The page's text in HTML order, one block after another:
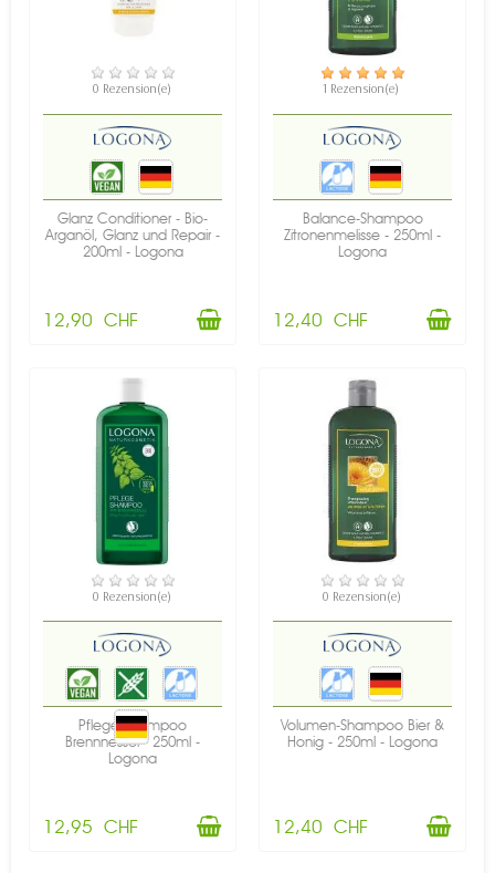
VERFÜGBAR
0 Rezension(e)
Glanz Conditioner - Bio-
Arganöl, Glanz und Repair -
200ml - Logona
12,90 CHF
VERFÜGBAR
1 Rezension(e)
Balance-Shampoo
Zitronenmelisse - 250ml -
Logona
12,40 CHF
VERFÜGBAR
0 Rezension(e)
Pflege-Shampoo
Brennnessel - 250ml -
Logona
12,95 CHF
VERFÜGBAR
0 Rezension(e)
Volumen-Shampoo Bier &
Honig - 250ml - Logona
12,40 CHF